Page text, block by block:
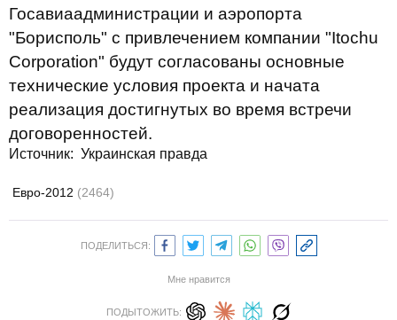
Госавиаадминистрации и аэропорта
"Борисполь" с привлечением компании "Itochu
Corporation" будут согласованы основные
технические условия проекта и начата
реализация достигнутых во время встречи
договоренностей.
Источник: Украинская правда
Евро-2012 (2464)
ПОДЕЛИТЬСЯ:
Мне нравится
ПОДЫТОЖИТЬ: